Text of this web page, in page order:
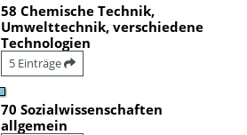
58 Chemische Technik,
Umwelttechnik, verschiedene
Technologien
5 Einträge
70 Sozialwissenschaften
allgemein